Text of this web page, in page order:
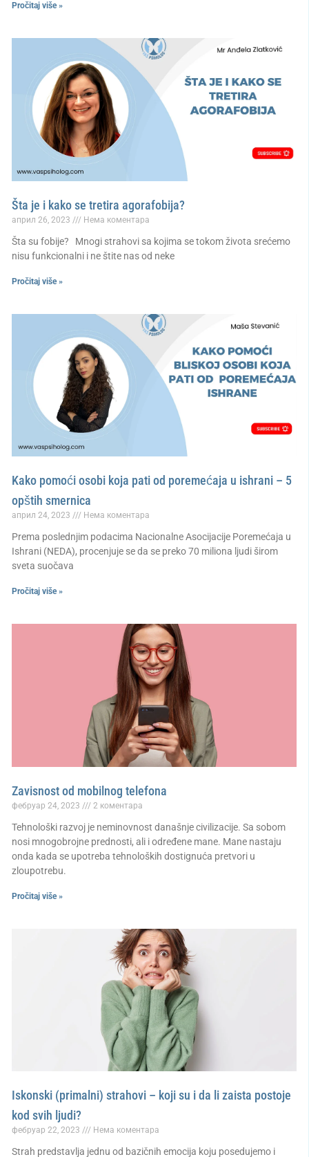
Pročitaj više »
Šta je i kako se tretira agorafobija?
април 26, 2023 Нема коментара
Šta su fobije? Mnogi strahovi sa kojima se tokom života srećemo
nisu funkcionalni i ne štite nas od neke
Pročitaj više »
Kako pomoći osobi koja pati od poremećaja u ishrani – 5
opštih smernica
април 24, 2023 Нема коментара
Prema poslednjim podacima Nacionalne Asocijacije Poremećaja u
Ishrani (NEDA), procenjuje se da se preko 70 miliona ljudi širom
sveta suočava
Pročitaj više »
Zavisnost od mobilnog telefona
фебруар 24, 2023 2 коментара
Tehnološki razvoj je neminovnost današnje civilizacije. Sa sobom
nosi mnogobrojne prednosti, ali i određene mane. Mane nastaju
onda kada se upotreba tehnoloških dostignuća pretvori u
zloupotrebu.
Pročitaj više »
Iskonski (primalni) strahovi – koji su i da li zaista postoje
kod svih ljudi?
фебруар 22, 2023 Нема коментара
Strah predstavlja jednu od bazičnih emocija koju posedujemo i